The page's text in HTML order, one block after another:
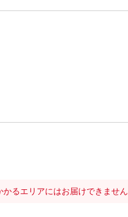
るエリアにはお届けできません